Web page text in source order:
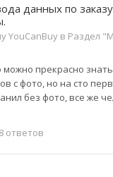
данных по
YouCanBuy в Раздел
прекрасно
с фото, но на сто
без фото, все же
ответов